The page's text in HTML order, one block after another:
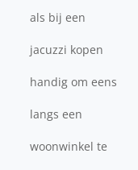
als bij een
jacuzzi kopen
handig om eens
langs een
woonwinkel te